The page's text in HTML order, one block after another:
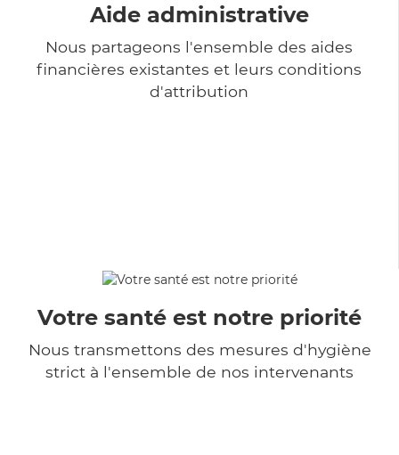
Aide administrative
Nous partageons l'ensemble des aides
financières existantes et leurs conditions
d'attribution
Votre santé est notre priorité
Nous transmettons des mesures d'hygiène
strict à l'ensemble de nos intervenants